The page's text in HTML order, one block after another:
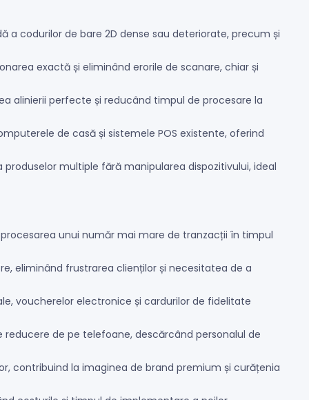
a codurilor de bare 2D dense sau deteriorate, precum și
exactă și eliminând erorile de scanare, chiar și
alinierii perfecte și reducând timpul de procesare la
de casă și sistemele POS existente, oferind
multiple fără manipularea dispozitivului, ideal
unui număr mai mare de tranzacții în timpul
eliminând frustrarea clienților și necesitatea de a
voucherelor electronice și cardurilor de fidelitate
de pe telefoane, descărcând personalul de
contribuind la imaginea de brand premium și curățenia